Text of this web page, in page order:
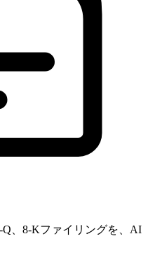
Q、8-Kファイリングを、AI